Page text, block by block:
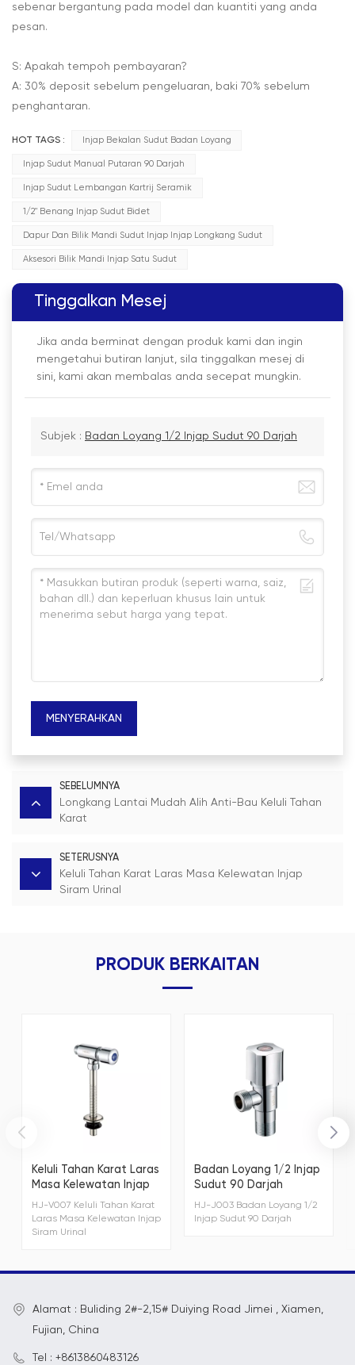
sebenar bergantung pada model dan kuantiti yang anda
pesan.
S: Apakah tempoh pembayaran?
A: 30% deposit sebelum pengeluaran, baki 70% sebelum
penghantaran.
HOT TAGS : Injap Bekalan Sudut Badan Loyang
Injap Sudut Manual Putaran 90 Darjah
Injap Sudut Lembangan Kartrij Seramik
1/2" Benang Injap Sudut Bidet
Dapur Dan Bilik Mandi Sudut Injap Injap Longkang Sudut
Aksesori Bilik Mandi Injap Satu Sudut
Tinggalkan Mesej
Jika anda berminat dengan produk kami dan ingin
mengetahui butiran lanjut, sila tinggalkan mesej di
sini, kami akan membalas anda secepat mungkin.
Subjek : Badan Loyang 1/2 Injap Sudut 90 Darjah
MENYERAHKAN
SEBELUMNYA
Longkang Lantai Mudah Alih Anti-Bau Keluli Tahan
Karat
SETERUSNYA
Keluli Tahan Karat Laras Masa Kelewatan Injap
Siram Urinal
PRODUK BERKAITAN
Keluli Tahan Karat Laras
Masa Kelewatan Injap
Siram Urinal
HJ-V007 Keluli Tahan Karat
Laras Masa Kelewatan Injap
Siram Urinal
Badan Loyang 1/2 Injap
Sudut 90 Darjah
HJ-J003 Badan Loyang 1/2
Injap Sudut 90 Darjah
Alamat : Buliding 2#-2,15# Duiying Road Jimei , Xiamen,
Fujian, China
Tel : +8613860483126